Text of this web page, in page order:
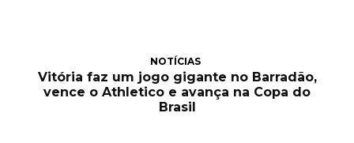
NOTÍCIAS
Vitória faz um jogo gigante no Barradão,
vence o Athletico e avança na Copa do
Brasil